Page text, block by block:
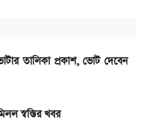
পারে মন্ত্রিসভায়
আগস্ট ২০২৬
জানাল শিক্ষা বোর্ড
ম্যাচ; লাইভ দেখুন এখানে
ম্যাচ; লাইভ দেখুন এখানে
ভোটার তালিকা প্রকাশ, ভোট দেবেন
স্বস্তির খবর